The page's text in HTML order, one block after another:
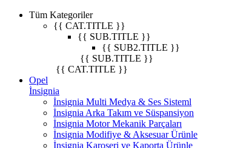
Tüm Kategoriler
{{ CAT.TITLE }}
{{ SUB.TITLE }}
{{ SUB2.TITLE }}
{{ SUB.TITLE }}
{{ CAT.TITLE }}
Opel
İnsignia
İnsignia Multi Medya & Ses Sisteml
İnsignia Arka Takım ve Süspansiyon
İnsignia Motor Mekanik Parçaları
İnsignia Modifiye & Aksesuar Ürünle
İnsignia Karoseri ve Kaporta Ürünle